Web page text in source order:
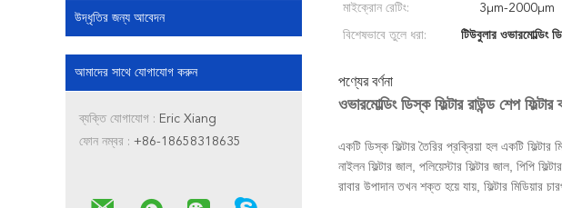
উদ্ধৃতির জন্য আবেদন
আমাদের সাথে যোগাযোগ করুন
ব্যক্তি যোগাযোগ : Eric Xiang
ফোন নম্বর : +86-18658318635
মাইক্রোন রেটিং: 3μm-2000μm
বিশেষভাবে তুলে ধরা: টিউবুলার ওভারমোল্ডিং
পণ্যের বর্ণনা
ওভারমোল্ডিং ডিস্ক ফিল্টার রাউন্ড শেপ ফিল্টার
একটি ডিস্ক ফিল্টার তৈরির প্রক্রিয়া হল একটি
নাইলন ফিল্টার জাল, পলিয়েস্টার ফিল্টার জাল, পিপি
রাবার উপাদান তখন শক্ত হয়ে যায়, ফিল্টার মিডিয়ার